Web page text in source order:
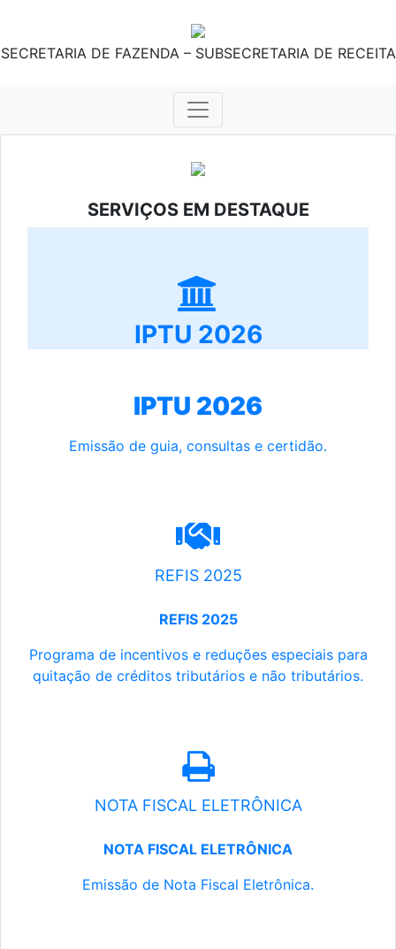
SECRETARIA DE FAZENDA – SUBSECRETARIA DE RECEITA
SERVIÇOS EM DESTAQUE
IPTU 2026
IPTU 2026
Emissão de guia, consultas e certidão.
REFIS 2025
REFIS 2025
Programa de incentivos e reduções especiais para
quitação de créditos tributários e não tributários.
NOTA FISCAL ELETRÔNICA
NOTA FISCAL ELETRÔNICA
Emissão de Nota Fiscal Eletrônica.